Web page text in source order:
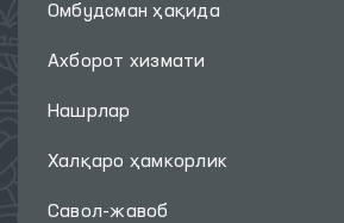
Омбудсман ҳақида
Ахборот хизмати
Нашрлар
Халқаро ҳамкорлик
Савол-жавоб